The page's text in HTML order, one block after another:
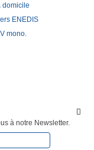
domicile
ENEDIS
mono.

à notre Newsletter.